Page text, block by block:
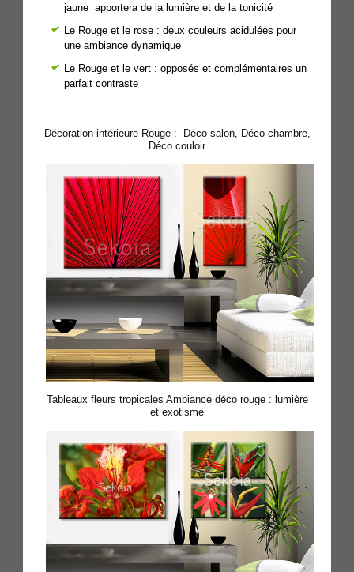
jaune apportera de la lumière et de la tonicité
Le Rouge et le rose : deux couleurs acidulées pour
une ambiance dynamique
Le Rouge et le vert : opposés et complémentaires un
parfait contraste
Décoration intérieure Rouge : Déco salon, Déco chambre,
Déco couloir
Tableaux fleurs tropicales Ambiance déco rouge : lumière
et exotisme